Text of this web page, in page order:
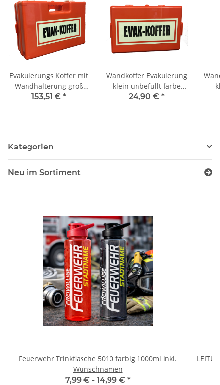
Evakuierungs Koffer mit
Wandhalterung groß
befüllt
153,51 € *
Wandkoffer Evakuierung
klein unbefüllt farbe
Orange mit Wandhalter
24,90 € *
Kategorien
Neu im Sortiment
Feuerwehr Trinkflasche 5010 farbig 1000ml inkl.
Wunschnamen
7,99 € - 14,99 € *